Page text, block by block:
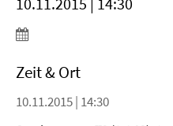
Zeit & Ort
10.11.2015 | 14:30